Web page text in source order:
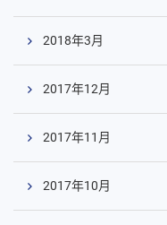
2018年3月
2017年12月
2017年11月
2017年10月